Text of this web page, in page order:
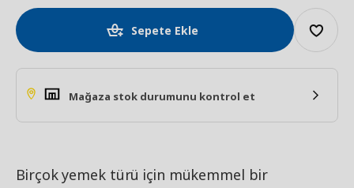
Sepete Ekle
Mağaza stok durumunu kontrol et
Birçok yemek türü için mükemmel bir